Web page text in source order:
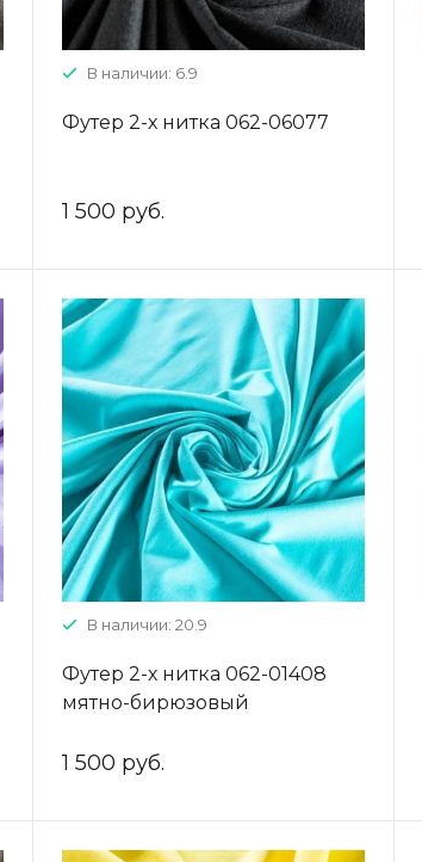
В наличии: 6.9
Футер 2-х нитка 062-06077
1 500 руб.
В наличии: 20.9
Футер 2-х нитка 062-01408
мятно-бирюзовый
1 500 руб.